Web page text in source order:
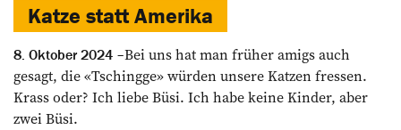
Katze statt Amerika
8. Oktober 2024
Bei uns hat man früher amigs auch
gesagt, die «Tschingge» würden unsere Katzen fressen.
Krass oder? Ich liebe Büsi. Ich habe keine Kinder, aber
zwei Büsi.